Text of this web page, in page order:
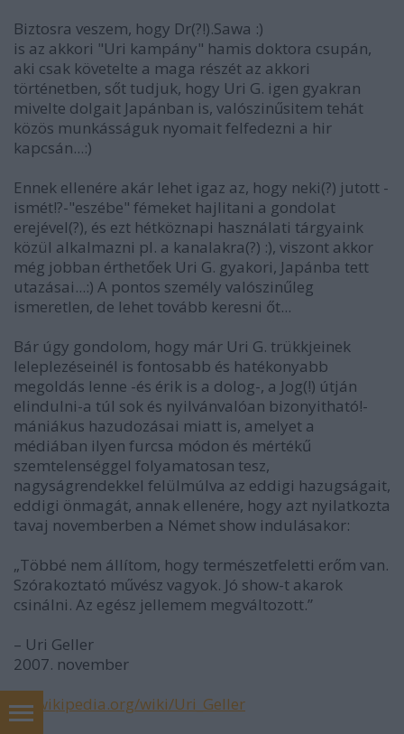
Biztosra veszem, hogy Dr(?!).Sawa :)
is az akkori "Uri kampány" hamis doktora csupán,
aki csak követelte a maga részét az akkori
történetben, sőt tudjuk, hogy Uri G. igen gyakran
mivelte dolgait Japánban is, valószinűsitem tehát
közös munkásságuk nyomait felfedezni a hir
kapcsán...:)
Ennek ellenére akár lehet igaz az, hogy neki(?) jutott -
ismét!?-"eszébe" fémeket hajlitani a gondolat
erejével(?), és ezt hétköznapi használati tárgyaink
közül alkalmazni pl. a kanalakra(?) :), viszont akkor
még jobban érthetőek Uri G. gyakori, Japánba tett
utazásai...:) A pontos személy valószinűleg
ismeretlen, de lehet tovább keresni őt...
Bár úgy gondolom, hogy már Uri G. trükkjeinek
leleplezéseinél is fontosabb és hatékonyabb
megoldás lenne -és érik is a dolog-, a Jog(!) útján
elindulni-a túl sok és nyilvánvalóan bizonyitható!-
mániákus hazudozásai miatt is, amelyet a
médiában ilyen furcsa módon és mértékű
szemtelenséggel folyamatosan tesz,
nagyságrendekkel felülmúlva az eddigi hazugságait,
eddigi önmagát, annak ellenére, hogy azt nyilatkozta
tavaj novemberben a Német show indulásakor:
„Többé nem állítom, hogy természetfeletti erőm van.
Szórakoztató művész vagyok. Jó show-t akarok
csinálni. Az egész jellemem megváltozott.”
– Uri Geller
2007. november
hu.wikipedia.org/wiki/Uri_Geller